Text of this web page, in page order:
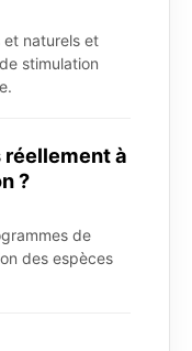
et naturels et
stimulation
à
?
de
des espèces